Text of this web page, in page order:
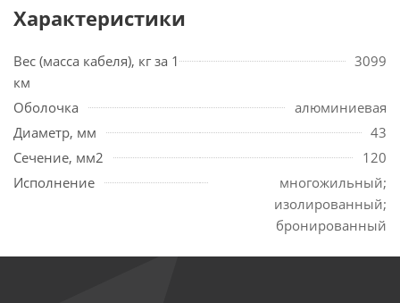
Характеристики
Вес (масса кабеля), кг за 1
км
3099
Оболочка
алюминиевая
Диаметр, мм
43
Сечение, мм2
120
Исполнение
многожильный;
изолированный;
бронированный